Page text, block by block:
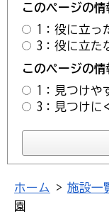
このページの
1：役に立っ
3：役に立た
このページの
1：見つけや
3：見つけに
ホーム > 施設一
園